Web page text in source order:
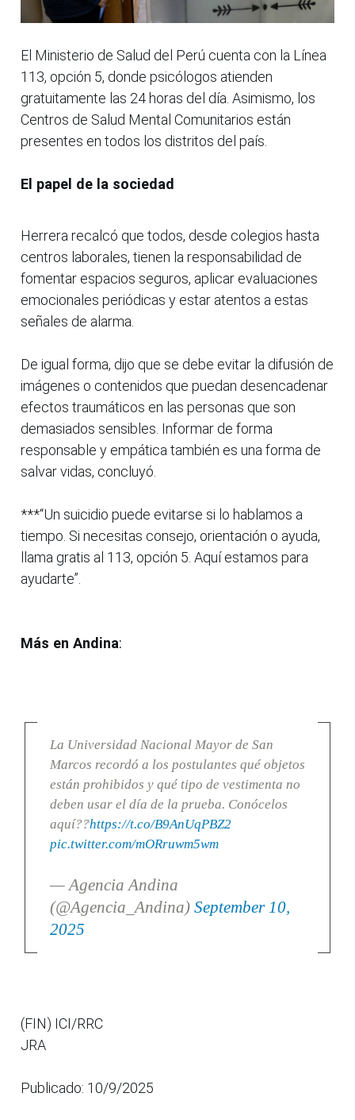
El Ministerio de Salud del Perú cuenta con la Línea
113, opción 5, donde psicólogos atienden
gratuitamente las 24 horas del día. Asimismo, los
Centros de Salud Mental Comunitarios están
presentes en todos los distritos del país.
El papel de la sociedad
Herrera recalcó que todos, desde colegios hasta
centros laborales, tienen la responsabilidad de
fomentar espacios seguros, aplicar evaluaciones
emocionales periódicas y estar atentos a estas
señales de alarma.
De igual forma, dijo que se debe evitar la difusión de
imágenes o contenidos que puedan desencadenar
efectos traumáticos en las personas que son
demasiados sensibles. Informar de forma
responsable y empática también es una forma de
salvar vidas, concluyó.
***“Un suicidio puede evitarse si lo hablamos a
tiempo. Si necesitas consejo, orientación o ayuda,
llama gratis al 113, opción 5. Aquí estamos para
ayudarte”.
Más en Andina:
La Universidad Nacional Mayor de San
Marcos recordó a los postulantes qué objetos
están prohibidos y qué tipo de vestimenta no
deben usar el día de la prueba. Conócelos
aquí??https://t.co/B9AnUqPBZ2
pic.twitter.com/mORruwm5wm
— Agencia Andina
(@Agencia_Andina) September 10,
2025
(FIN) ICI/RRC
JRA
Publicado: 10/9/2025